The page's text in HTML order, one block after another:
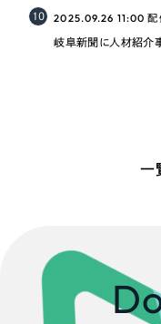
10 2025.09.26 11:00配
岐阜新聞に人材紹介事
一